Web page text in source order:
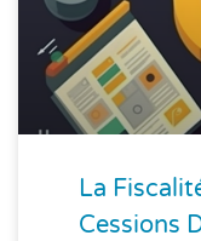
La
Cessions